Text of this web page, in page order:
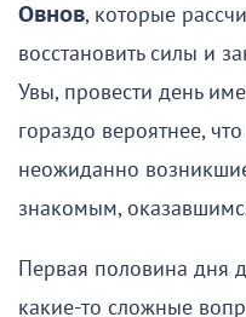
Овнов, которые
восстановить силы и
Увы, провести день
гораздо вероятнее,
неожиданно
знакомым,
Первая половина дня
какие-то сложные